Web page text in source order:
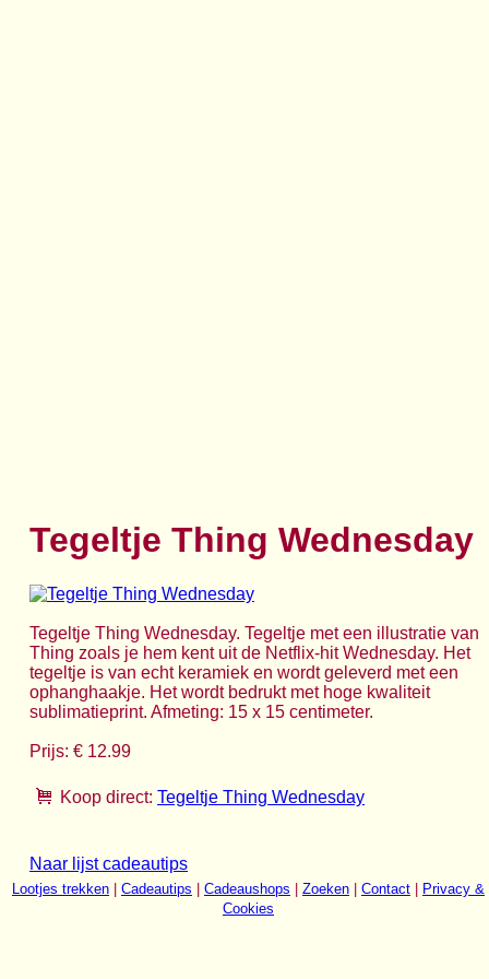
Tegeltje Thing Wednesday
Tegeltje Thing Wednesday. Tegeltje met een illustratie van
Thing zoals je hem kent uit de Netflix-hit Wednesday. Het
tegeltje is van echt keramiek en wordt geleverd met een
ophanghaakje. Het wordt bedrukt met hoge kwaliteit
sublimatieprint. Afmeting: 15 x 15 centimeter.
Prijs: € 12.99
Koop direct: Tegeltje Thing Wednesday
Naar lijst cadeautips
Lootjes trekken Cadeautips Cadeaushops Zoeken Contact
Privacy &
Cookies